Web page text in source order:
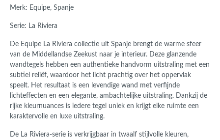
Merk: Equipe, Spanje
Serie: La Riviera
De Equipe La Riviera collectie uit Spanje brengt de warme sfeer
van de Middellandse Zeekust naar je interieur. Deze glanzende
wandtegels hebben een authentieke handvorm uitstraling met een
subtiel reliëf, waardoor het licht prachtig over het oppervlak
speelt. Het resultaat is een levendige wand met verfijnde
lichteffecten en een elegante, ambachtelijke uitstraling. Dankzij de
rijke kleurnuances is iedere tegel uniek en krijgt elke ruimte een
karaktervolle en luxe uitstraling.
De La Riviera-serie is verkrijgbaar in twaalf stijlvolle kleuren,